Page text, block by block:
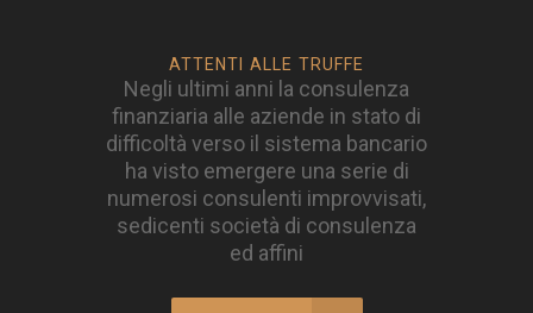
ATTENTI ALLE TRUFFE
Negli ultimi anni la consulenza
finanziaria alle aziende in stato di
difficoltà verso il sistema bancario
ha visto emergere una serie di
numerosi consulenti improvvisati,
sedicenti società di consulenza
ed affini